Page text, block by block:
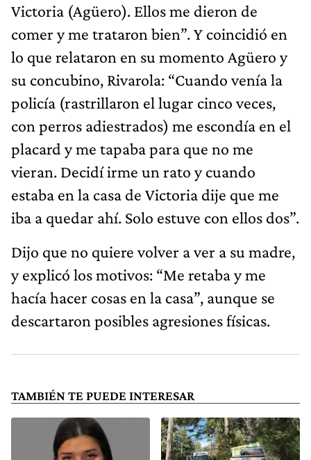
Victoria (Agüero). Ellos me dieron de
comer y me trataron bien”. Y coincidió en
lo que relataron en su momento Agüero y
su concubino, Rivarola: “Cuando venía la
policía (rastrillaron el lugar cinco veces,
con perros adiestrados) me escondía en el
placard y me tapaba para que no me
vieran. Decidí irme un rato y cuando
estaba en la casa de Victoria dije que me
iba a quedar ahí. Solo estuve con ellos dos”.
Dijo que no quiere volver a ver a su madre,
y explicó los motivos: “Me retaba y me
hacía hacer cosas en la casa”, aunque se
descartaron posibles agresiones físicas.
TAMBIÉN TE PUEDE INTERESAR